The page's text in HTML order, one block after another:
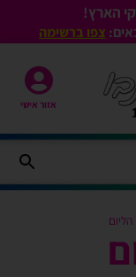
צפו ברשימה
אזור אישי
הליום​